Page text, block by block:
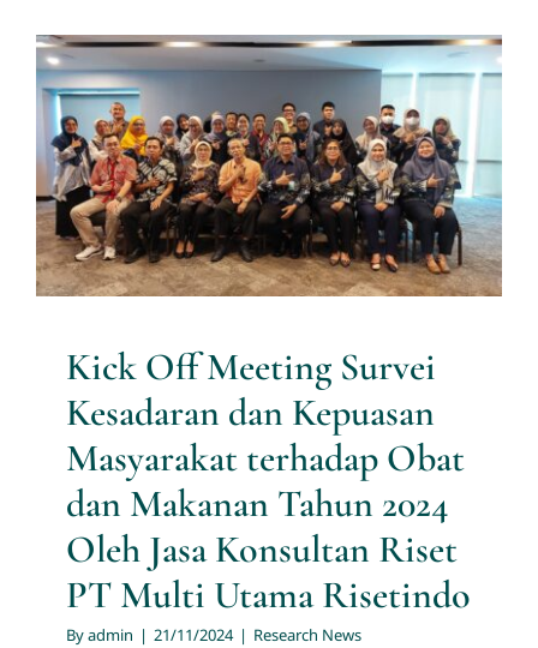
News
Contact us
Download
Kick Off Meeting Survei
Kesadaran dan Kepuasan
Masyarakat terhadap Obat
dan Makanan Tahun 2024
Oleh Jasa Konsultan Riset PT
Multi Utama Risetindo
Research News
Kick Off Meeting Survei
Kesadaran dan Kepuasan
Masyarakat terhadap Obat
dan Makanan Tahun 2024
Oleh Jasa Konsultan Riset
PT Multi Utama Risetindo
Byadmin | 21/11/2024 | Research News